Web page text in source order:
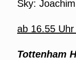
Sky:
ab 16.55
Tottenham